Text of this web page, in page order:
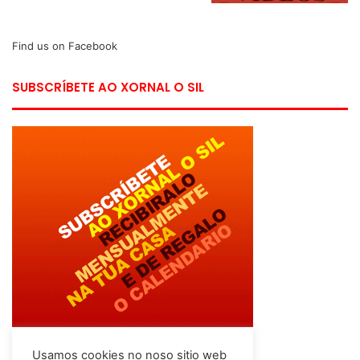
Find us on Facebook
SUBSCRÍBETE AO XORNAL O SIL
Usamos cookies no noso sitio web